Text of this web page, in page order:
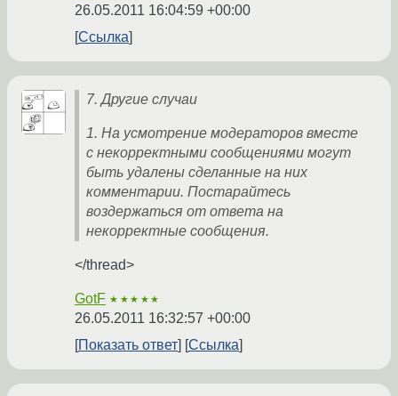
26.05.2011 16:04:59 +00:00
Ссылка
7. Другие случаи
1. На усмотрение модераторов вместе
с некорректными сообщениями могут
быть удалены сделанные на них
комментарии. Постарайтесь
воздержаться от ответа на
некорректные сообщения.
</thread>
GotF ★★★★★
26.05.2011 16:32:57 +00:00
Показать ответ
Ссылка